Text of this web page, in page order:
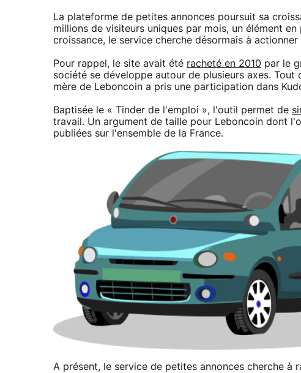
La plateforme de petites annonces poursuit sa
millions de visiteurs uniques par mois, un élément
croissance, le service cherche désormais à
Pour rappel, le site avait été racheté en 2010 par le
société se développe autour de plusieurs axes.
mère de Leboncoin a pris une participation dans
Baptisée le « Tinder de l'emploi », l'outil permet de
travail. Un argument de taille pour Leboncoin dont
publiées sur l'ensemble de la France.
A présent, le service de petites annonces cherche à